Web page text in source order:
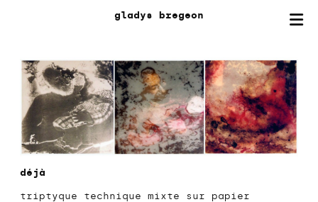
gladys bregeon
déjà
triptyque technique mixte sur papier